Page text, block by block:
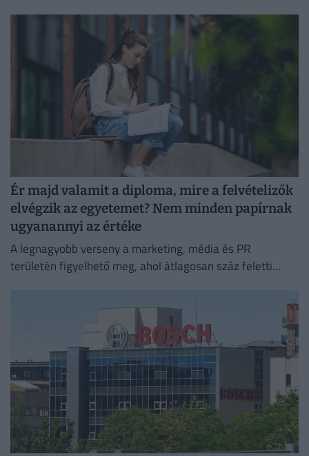
Ér majd valamit a diploma, mire a felvételizők
elvégzik az egyetemet? Nem minden papírnak
ugyanannyi az értéke
A legnagyobb verseny a marketing, média és PR
területén figyelhető meg, ahol átlagosan száz feletti